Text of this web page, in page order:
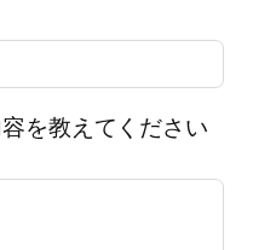
を教えてください